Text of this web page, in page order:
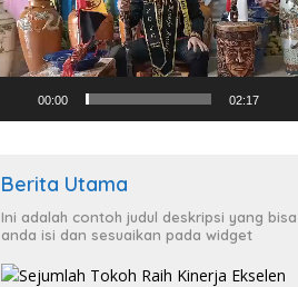
00:00 02:17
Berita Utama
Ini adalah contoh judul deskripsi yang bisa
anda isi dan sesuaikan pada widget